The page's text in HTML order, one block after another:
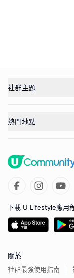
社群主題
熱門地點
下載 U Lifestyle應用
關於
社群最強使用指南